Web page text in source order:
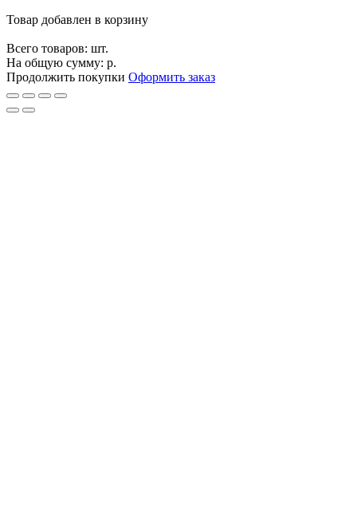
Товар добавлен в корзину
Всего товаров: шт.
На общую сумму: р.
Продолжить покупки Оформить заказ